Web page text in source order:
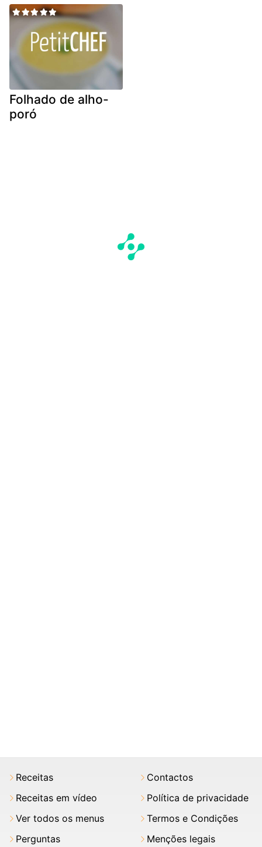
Folhado de alho-
poró
Receitas
Receitas em vídeo
Ver todos os menus
Perguntas
Contactos
Política de privacidade
Termos e Condições
Menções legais